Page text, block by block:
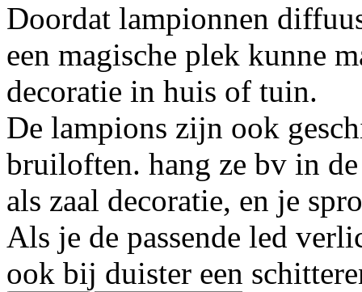
Doordat lampionnen
een magische plek kunne
decoratie in huis of tuin.
De lampions zijn ook
bruiloften. hang ze bv in
als zaal decoratie, en je
Als je de passende led
ook bij duister een